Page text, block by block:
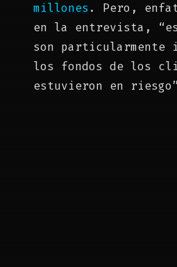
millones . Pero,
en la entrevista,
son particularmente
los fondos de los
estuvieron en